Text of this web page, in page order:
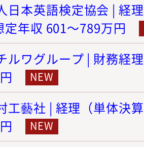
日本英語検定協会 | 経
定年収 601～789万円
ルワグループ | 財務経
工藝社 | 経理（単体決